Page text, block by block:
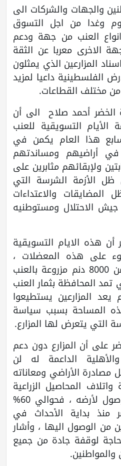
والجهات والشركات الى
وغدا من اجل التسوق
العنب من جهة ودعم
الاخرى معربا عن الثقة
المزارعين الذي يمثلون
الفلسطينية داعيا لمزيد
مختلف القطاعات.
الخضر أحمد صلاح الى أن
التسويقية للعنب
هذا العام يكمن في
أراضيهم ومساندتهم
ولإبقائهم مثابرين على
الأزمة الشرسة التي
والاعتداءات
الاحتلال ومستوطنيه
أن هذه الايام التسويقية
على هذه المعضلات ،
فبلدة الخضر بها أكثر من 8000 دنم مزروعة بالعنب
المحافظة بثمار العنب
يعد المزارعين يستطيعوا
المساحة بسبب سياسة
التي يتعرض لها المزارع.
على أن المزارع دون دعم
الداعمة له لن
الأراضي ومعاناته
المحاصيل الزراعية
الى جانب منعه من الوصول لأرضه ، فحوالي 60%
منذ بداية الأحداث في
من الوصول اليها ، وأشار
لوقفة جادة من جميع